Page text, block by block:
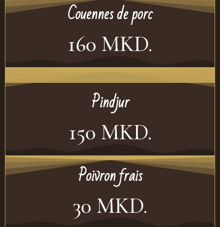
Couennes de porc
160 MKD.
Pindjur
150 MKD.
Poivron frais
30 MKD.